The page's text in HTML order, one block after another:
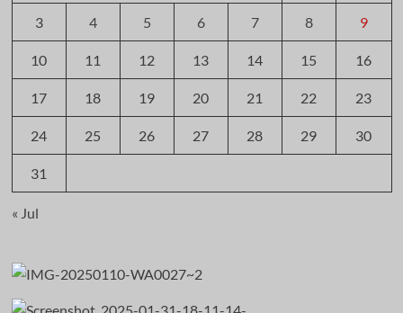
3 4 5 6 7 8 9
10 11 12 13 14 15 16
17 18 19 20 21 22 23
24 25 26 27 28 29 30
31
« Jul